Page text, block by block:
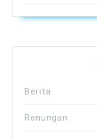
Berita
Renungan